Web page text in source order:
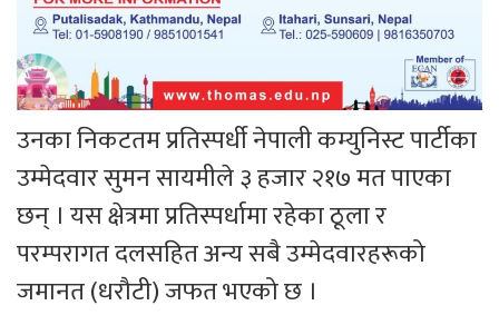
उनका निकटतम प्रतिस्पर्धी नेपाली कम्युनिस्ट पार्टीका
उम्मेदवार सुमन सायमीले ३ हजार २१७ मत पाएका
छन् । यस क्षेत्रमा प्रतिस्पर्धामा रहेका ठूला र
परम्परागत दलसहित अन्य सबै उम्मेदवारहरूको
जमानत (धरौटी) जफत भएको छ ।